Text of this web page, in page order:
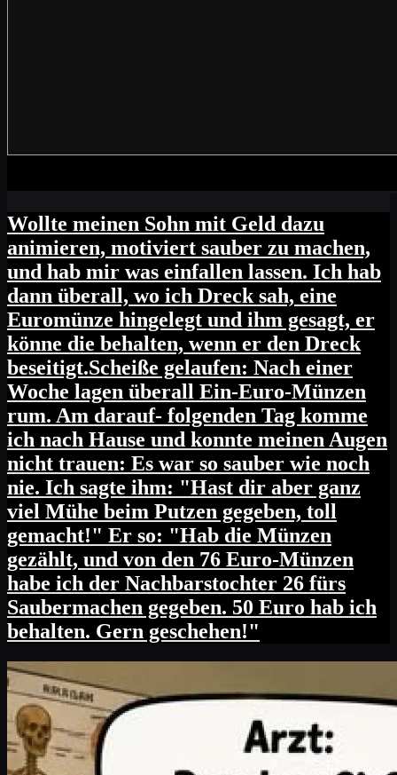
Wollte meinen Sohn mit Geld dazu
animieren, motiviert sauber zu machen,
und hab mir was einfallen lassen. Ich hab
dann überall, wo ich Dreck sah, eine
Euromünze hingelegt und ihm gesagt, er
könne die behalten, wenn er den Dreck
beseitigt.Scheiße gelaufen: Nach einer
Woche lagen überall Ein-Euro-Münzen
rum. Am darauf- folgenden Tag komme
ich nach Hause und konnte meinen Augen
nicht trauen: Es war so sauber wie noch
nie. Ich sagte ihm: "Hast dir aber ganz
viel Mühe beim Putzen gegeben, toll
gemacht!" Er so: "Hab die Münzen
gezählt, und von den 76 Euro-Münzen
habe ich der Nachbarstochter 26 fürs
Saubermachen gegeben. 50 Euro hab ich
behalten. Gern geschehen!"